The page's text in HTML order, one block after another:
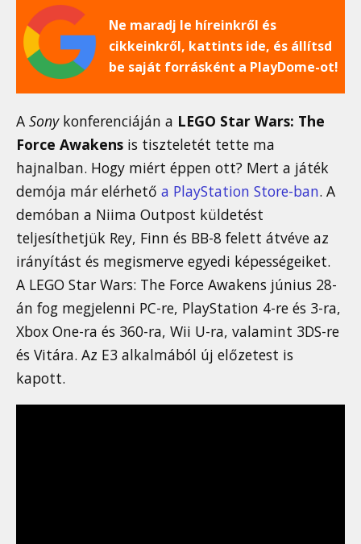
Ne maradj le híreinkről és
cikkeinkről, kattints ide, és állítsd
be saját forrásként a PlayDome-ot!
A Sonykonferenciáján a LEGO Star Wars: The
Force Awakens is tiszteletét tette ma
hajnalban. Hogy miért éppen ott? Mert a játék
demója már elérhető a PlayStation Store-ban. A
demóban a Niima Outpost küldetést
teljesíthetjük Rey, Finn és BB-8 felett átvéve az
irányítást és megismerve egyedi képességeiket.
A LEGO Star Wars: The Force Awakens június 28-
án fog megjelenni PC-re, PlayStation 4-re és 3-ra,
Xbox One-ra és 360-ra, Wii U-ra, valamint 3DS-re
és Vitára. Az E3 alkalmából új előzetest is
kapott.